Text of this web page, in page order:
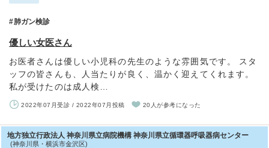
肺ガン検診
優しい女医さん
お医者さんは優しい小児科の先生のような雰囲気です。 スタ
ッフの皆さんも、人当たりが良く、温かく迎えてくれます。
私が受けたのは成人検…
2022年07月受診 / 2022年07月投稿 20人が参考になった
地方独立行政法人 神奈川県立病院機構 神奈川県立循環器呼吸器病センター
(神奈川県・横浜市金沢区)